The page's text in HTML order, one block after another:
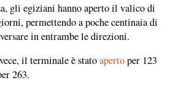
gli egiziani hanno aperto il valico di
permettendo a poche centinaia di
in entrambe le direzioni.
il terminale è statoapertoper 123
263.